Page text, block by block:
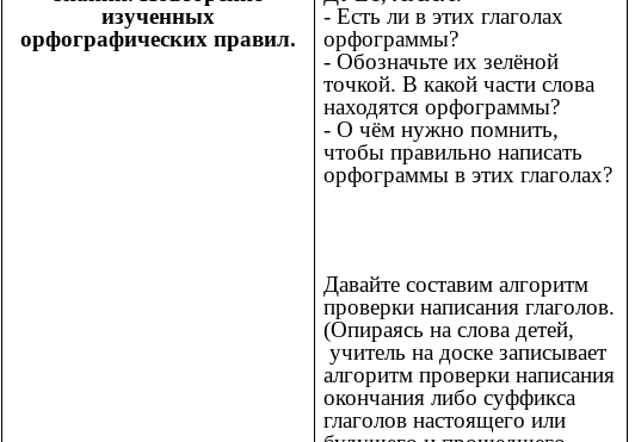
изученных
орфографических правил.
- Есть ли в этих глаголах
орфограммы?
- Обозначьте их зелёной
точкой. В какой части слова
находятся орфограммы?
- О чём нужно помнить,
чтобы правильно написать
орфограммы в этих глаголах?
Давайте составим алгоритм
проверки написания глаголов.
(Опираясь на слова детей,
учитель на доске записывает
алгоритм проверки написания
окончания либо суффикса
глаголов настоящего или